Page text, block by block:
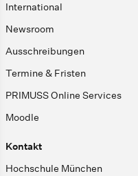
International
Newsroom
Ausschreibungen
Termine & Fristen
PRIMUSS Online Services
Moodle
Kontakt
Hochschule München